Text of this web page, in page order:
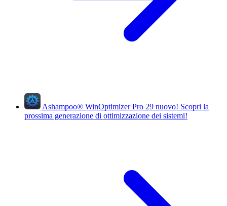
Ashampoo® WinOptimizer Pro 29 nuovo! Scopri la
prossima generazione di ottimizzazione dei sistemi!